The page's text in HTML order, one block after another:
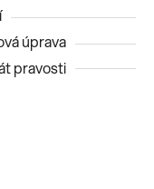
úprava
pravosti